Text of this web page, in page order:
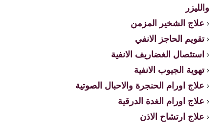
والليزر
علاج الشخير المزمن
تقويم الحاجز الانفي
استئصال الغضاريف الانفية
تهوية الجيوب الانفية
علاج اورام الحنجرة والاحبال الصوتية
علاج اورام الغدة الدرقية
علاج ارتشاح الاذن